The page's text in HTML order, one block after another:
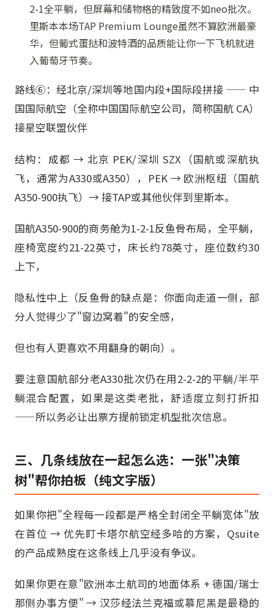
2-1全平躺，但屏幕和储物格的精致度不如neo批次。
里斯本本场TAP Premium Lounge虽然不算欧洲最豪
华，但葡式蛋挞和波特酒的品质能让你一下飞机就进
入葡萄牙节奏。
路线⑥：经北京/深圳等地国内段+国际段拼接 —— 中
国国际航空（全称中国国际航空公司，简称国航 CA）
接星空联盟伙伴
结构：成都 → 北京 PEK/深圳 SZX（国航或深航执
飞，通常为A330或A350），PEK → 欧洲枢纽（国航
A350-900执飞）→ 接TAP或其他伙伴到里斯本。
国航A350-900的商务舱为1-2-1反鱼骨布局，全平躺，
座椅宽度约21-22英寸，床长约78英寸，座位数约30
上下，
隐私性中上（反鱼骨的缺点是：你面向走道一侧，部
分人觉得少了"窗边窝着"的安全感，
但也有人更喜欢不用翻身的朝向）。
要注意国航部分老A330批次仍在用2-2-2的平躺/半平
躺混合配置，如果是这类老批，舒适度立刻打折扣
——所以务必让出票方提前锁定机型批次信息。
三、几条线放在一起怎么选：一张"决策
树"帮你拍板（纯文字版）
如果你把"全程每一段都是严格全封闭全平躺宽体"放
在首位 → 优先盯卡塔尔航空经多哈的方案，Qsuite
的产品成熟度在这条线上几乎没有争议。
如果你更在意"欧洲本土航司的地面体系 + 德国/瑞士
那侧办事方便" → 汉莎经法兰克福或慕尼黑是最稳的